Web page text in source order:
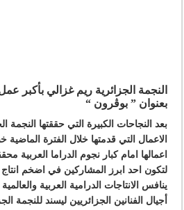
النجمة الجزائرية ريم غزالي بأكبر
بعنوان ” بوڤرون “
بعد النجاحات الكبيرة التي حققتها النجمة
الاعمال التي قدمتها خلال الفترة
اعمالها امام كبار نجوم الدراما العربية
لتكون احد ابرز المشاركين في اضخم
ينافس الانتاجات الدرامية العربية
أجيال الفنانين الجزائريين ليسند للنجمة